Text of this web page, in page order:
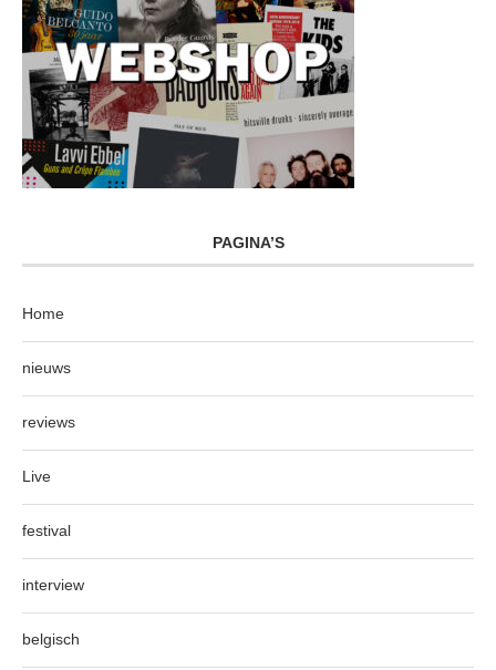
PAGINA’S
Home
nieuws
reviews
Live
festival
interview
belgisch